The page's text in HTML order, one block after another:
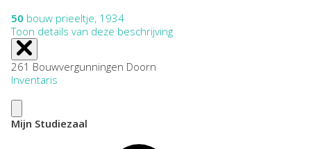
50 bouw prieeltje, 1934
Toon details van deze beschrijving
261 Bouwvergunningen Doorn
Inventaris
Mijn Studiezaal